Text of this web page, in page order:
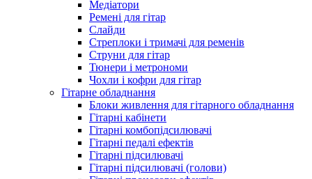
Медіатори
Ремені для гітар
Слайди
Стреплоки і тримачі для ременів
Струни для гітар
Тюнери і метрономи
Чохли і кофри для гітар
Гітарне обладнання
Блоки живлення для гітарного обладнання
Гітарні кабінети
Гітарні комбопідсилювачі
Гітарні педалі ефектів
Гітарні підсилювачі
Гітарні підсилювачі (голови)